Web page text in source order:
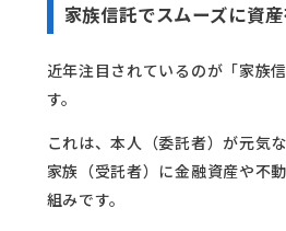
家族信託でスムーズに資
近年注目されているのが「家族
す。
これは、本人（委託者）が元気
家族（受託者）に金融資産や不
組みです。